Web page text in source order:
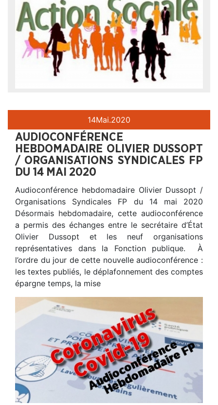
14Mai.2020
AUDIOCONFÉRENCE
HEBDOMADAIRE OLIVIER DUSSOPT
/ ORGANISATIONS SYNDICALES FP
DU 14 MAI 2020
Audioconférence hebdomadaire Olivier Dussopt /
Organisations Syndicales FP du 14 mai 2020
Désormais hebdomadaire, cette audioconférence
a permis des échanges entre le secrétaire d’État
Olivier Dussopt et les neuf organisations
représentatives dans la Fonction publique. À
l’ordre du jour de cette nouvelle audioconférence :
les textes publiés, le déplafonnement des comptes
épargne temps, la mise